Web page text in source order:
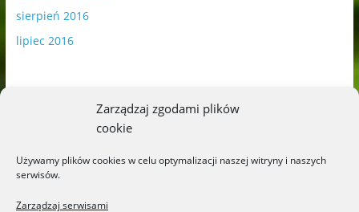
Zarządzaj zgodami plików
cookie
Używamy plików cookies w celu optymalizacji naszej witryny i naszych
serwisów.
Zarządzaj serwisami
sierpień 2016
lipiec 2016